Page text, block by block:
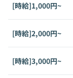
[時給]1,000円~
[時給]2,000円~
[時給]3,000円~